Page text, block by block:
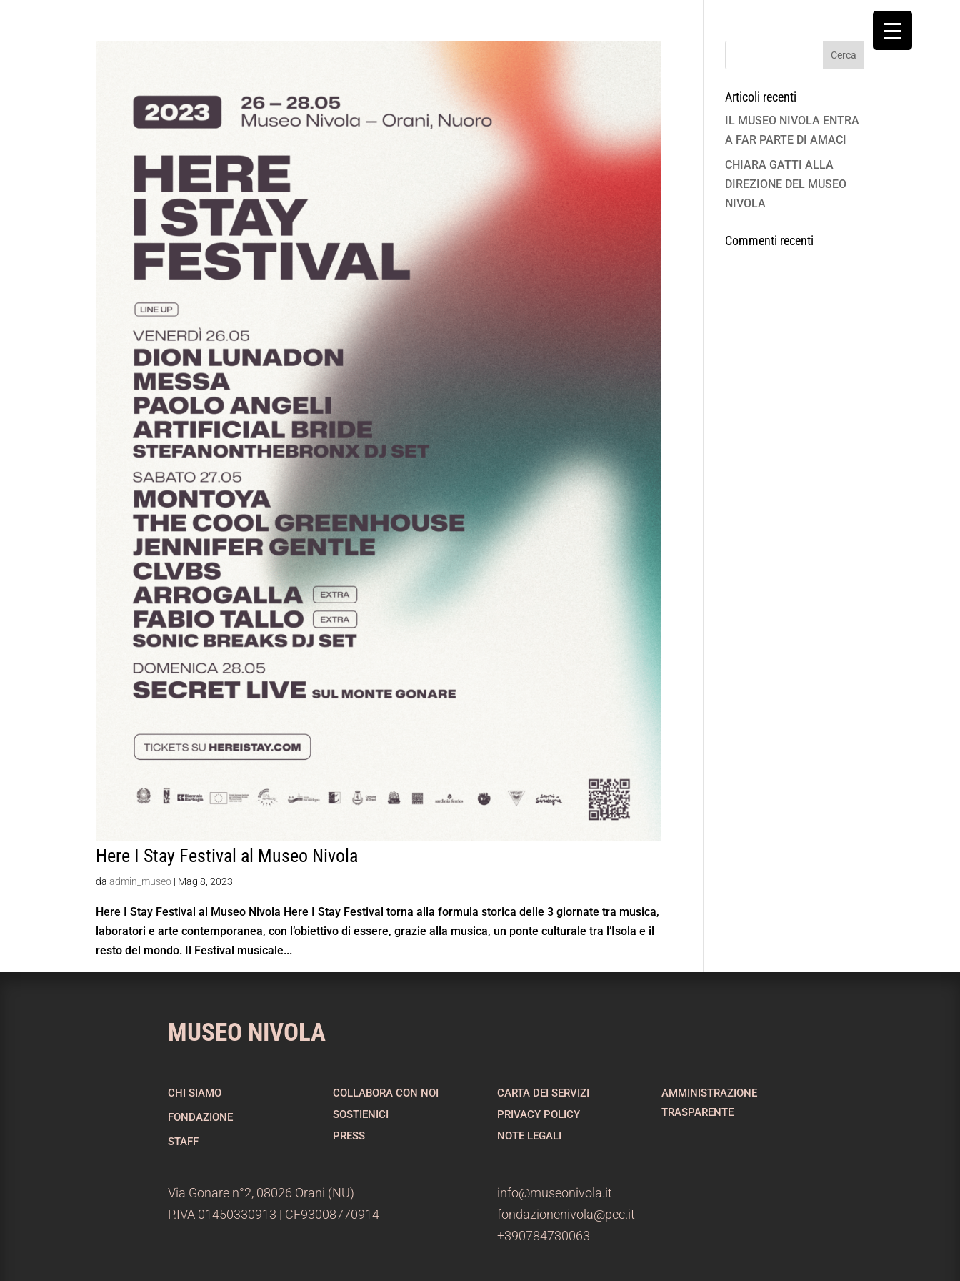
Here I Stay Festival al Museo Nivola
daadmin_museo | Mag 8, 2023
Here I Stay Festival al Museo Nivola Here I Stay Festival torna alla formula storica delle 3 giornate tra musica,
laboratori e arte contemporanea, con l’obiettivo di essere, grazie alla musica, un ponte culturale tra l’Isola e il
resto del mondo. Il Festival musicale...
Articoli recenti
IL MUSEO NIVOLA ENTRA
A FAR PARTE DI AMACI
CHIARA GATTI ALLA
DIREZIONE DEL MUSEO
NIVOLA
Commenti recenti
MUSEO NIVOLA
CHI SIAMO
FONDAZIONE
STAFF
COLLABORA CON NOI
SOSTIENICI
PRESS
CARTA DEI SERVIZI
PRIVACY POLICY
NOTE LEGALI
AMMINISTRAZIONE
TRASPARENTE
Via Gonare n°2, 08026 Orani (NU)
P.IVA 01450330913 | CF93008770914
info@museonivola.it
fondazionenivola@pec.it
+390784730063